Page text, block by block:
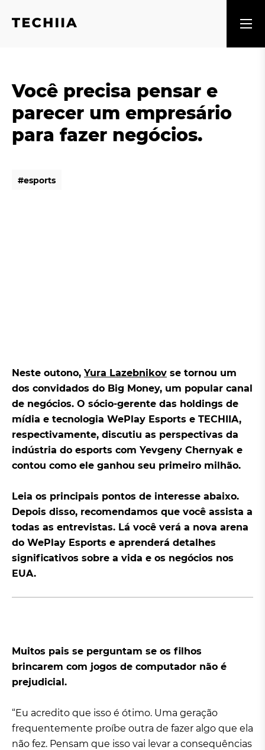
Você precisa pensar e
parecer um empresário
para fazer negócios.
#esports
Neste outono, Yura Lazebnikov se tornou um
dos convidados do Big Money, um popular canal
de negócios. O sócio-gerente das holdings de
mídia e tecnologia WePlay Esports e TECHIIA,
respectivamente, discutiu as perspectivas da
indústria do esports com Yevgeny Chernyak e
contou como ele ganhou seu primeiro milhão.
Leia os principais pontos de interesse abaixo.
Depois disso, recomendamos que você assista a
todas as entrevistas. Lá você verá a nova arena
do WePlay Esports e aprenderá detalhes
significativos sobre a vida e os negócios nos
EUA.
Muitos pais se perguntam se os filhos
brincarem com jogos de computador não é
prejudicial.
“Eu acredito que isso é ótimo. Uma geração
frequentemente proíbe outra de fazer algo que ela
não fez. Pensam que isso vai levar a consequências